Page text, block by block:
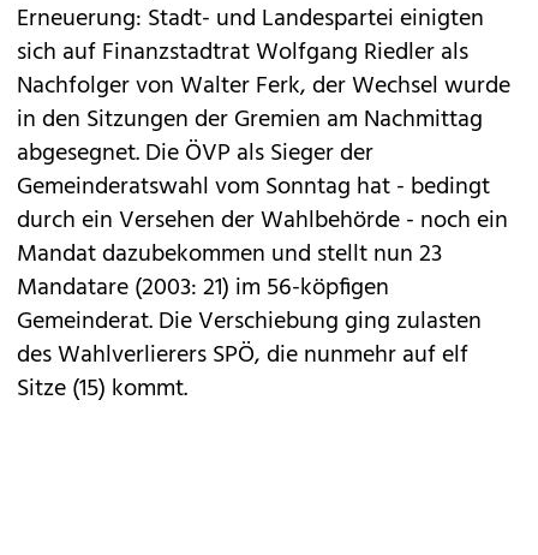
Erneuerung: Stadt- und Landespartei einigten
sich auf Finanzstadtrat Wolfgang Riedler als
Nachfolger von Walter Ferk, der Wechsel wurde
in den Sitzungen der Gremien am Nachmittag
abgesegnet. Die ÖVP als Sieger der
Gemeinderatswahl vom Sonntag hat - bedingt
durch ein Versehen der Wahlbehörde - noch ein
Mandat dazubekommen und stellt nun 23
Mandatare (2003: 21) im 56-köpfigen
Gemeinderat. Die Verschiebung ging zulasten
des Wahlverlierers SPÖ, die nunmehr auf elf
Sitze (15) kommt.